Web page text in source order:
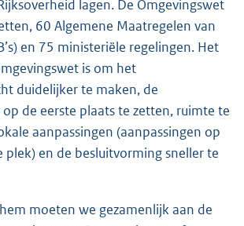
lagen. De Omgevingswet
60 Algemene Maatregelen van
en 75 ministeriële regelingen. Het
is om het
duidelijker te maken, de
de eerste plaats te zetten, ruimte te
aanpassingen (aanpassingen op
plek) en de besluitvorming sneller te
moeten we gezamenlijk aan de